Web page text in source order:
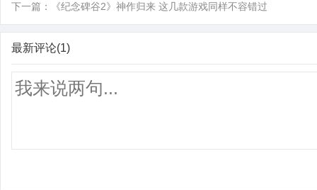
下一篇： 《纪念碑谷2》神作归来 这几款游戏同样不容错过
最新评论(1)